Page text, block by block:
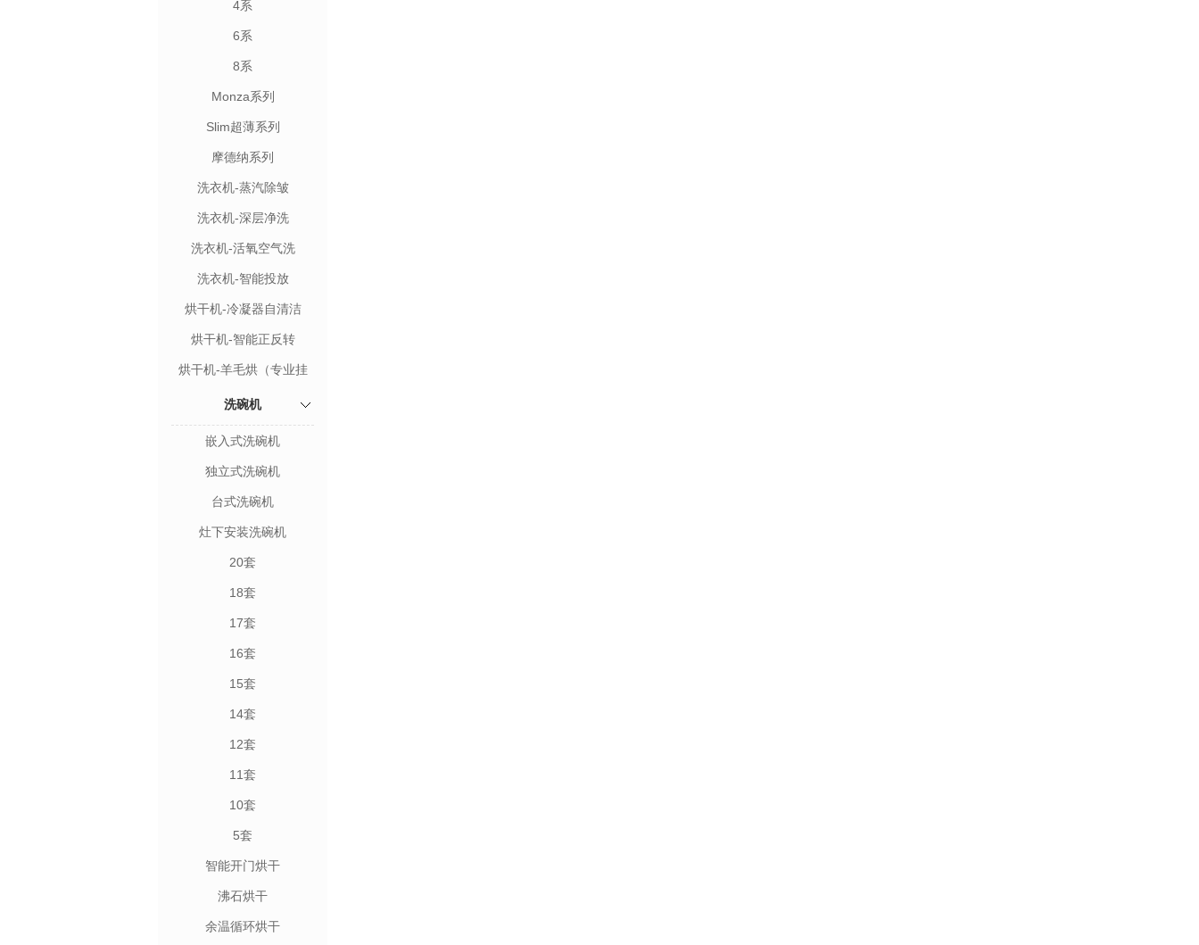
4系
6系
8系
Monza系列
Slim超薄系列
摩德纳系列
洗衣机-蒸汽除皱
洗衣机-深层净洗
洗衣机-活氧空气洗
洗衣机-智能投放
烘干机-冷凝器自清洁
烘干机-智能正反转
烘干机-羊毛烘（专业挂
洗碗机
嵌入式洗碗机
独立式洗碗机
台式洗碗机
灶下安装洗碗机
20套
18套
17套
16套
15套
14套
12套
11套
10套
5套
智能开门烘干
沸石烘干
余温循环烘干